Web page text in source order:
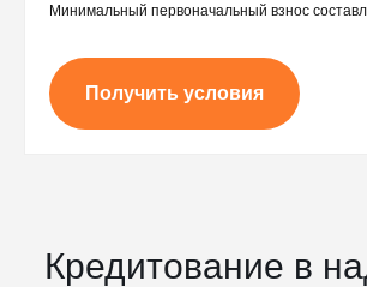
Минимальный первоначальный взнос
Получить условия
Кредитование в